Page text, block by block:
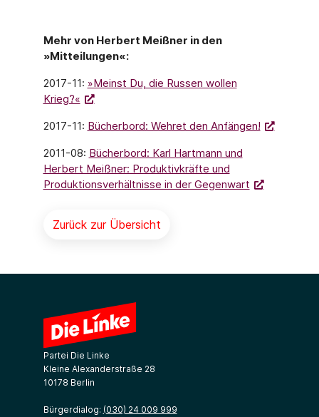
Mehr von Herbert Meißner in den
»Mitteilungen«:
2017-11: »Meinst Du, die Russen wollen
Krieg?«
2017-11: Bücherbord: Wehret den Anfängen!
2011-08: Bücherbord: Karl Hartmann und
Herbert Meißner: Produktivkräfte und
Produktionsverhältnisse in der Gegenwart
Zurück zur Übersicht
Partei Die Linke
Kleine Alexanderstraße 28
10178 Berlin
Bürgerdialog: (030) 24 009 999